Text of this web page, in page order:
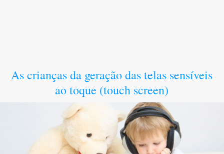
As crianças da geração das telas sensíveis
ao toque (touch screen)